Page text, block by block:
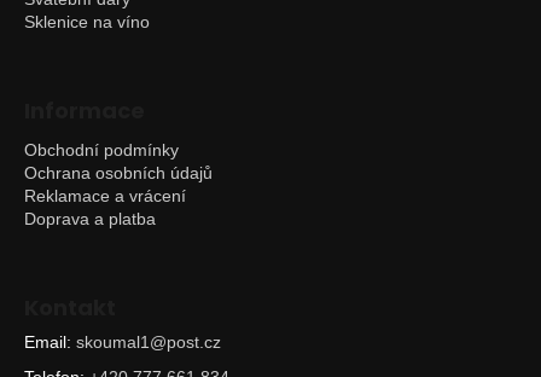
Sklenice na víno
Obchodní podmínky
Ochrana osobních údajů
Reklamace a vrácení
Doprava a platba
Email: skoumal1@post.cz